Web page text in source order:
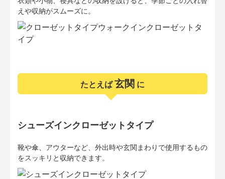
えや収納がスムーズに。
たとえば 玄関 に
シューズインクローゼットタイプ
靴や傘、アウターなど、外出時や玄関まわりで使用するもの
をスッキリと収納できます。